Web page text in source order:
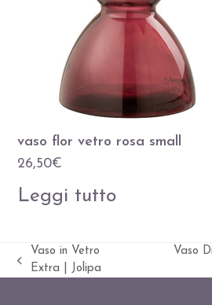
vaso flor vetro rosa small
26,50€
Leggi tutto
Slide
Vaso in Vetro
Extra | Jolipa
Vaso